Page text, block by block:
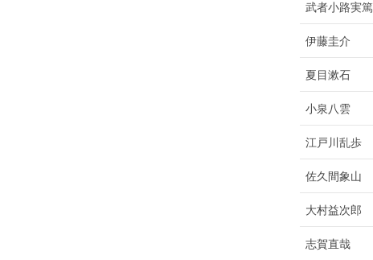
武者小路実篤
伊藤圭介
夏目漱石
小泉八雲
江戸川乱歩
佐久間象山
大村益次郎
志賀直哉